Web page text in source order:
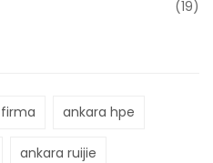
(19)
firma ankara hpe
ankara ruijie